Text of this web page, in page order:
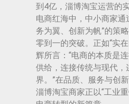
到4亿，淄博淘宝运营的
电商红海中，中小商家通
务为翼、创新为帆”的策
零到一的突破。正如“实
辉所言：“电商的本质是
供给，连接传统与现代，
界。”在品质、服务与创
淄博淘宝商家正以“工业